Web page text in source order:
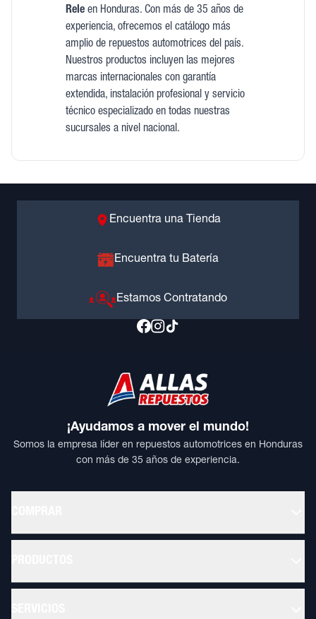
Releen Honduras. Con más de 35 años de
experiencia, ofrecemos el catálogo más
amplio de repuestos automotrices del país.
Nuestros productos incluyen las mejores
marcas internacionales con garantía
extendida, instalación profesional y servicio
técnico especializado en todas nuestras
sucursales a nivel nacional.
Encuentra una Tienda
Encuentra tu Batería
Estamos Contratando
¡Ayudamos a mover el mundo!
Somos la empresa líder en repuestos automotrices en Honduras
con más de 35 años de experiencia.